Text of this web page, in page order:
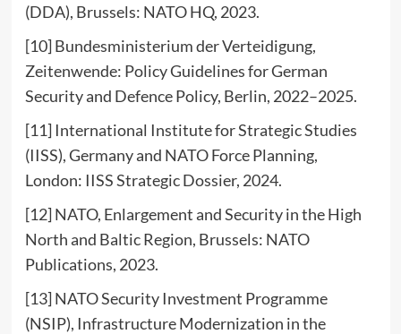
(DDA), Brussels: NATO HQ, 2023.
[10] Bundesministerium der Verteidigung,
Zeitenwende: Policy Guidelines for German
Security and Defence Policy, Berlin, 2022–2025.
[11] International Institute for Strategic Studies
(IISS), Germany and NATO Force Planning,
London: IISS Strategic Dossier, 2024.
[12] NATO, Enlargement and Security in the High
North and Baltic Region, Brussels: NATO
Publications, 2023.
[13] NATO Security Investment Programme
(NSIP), Infrastructure Modernization in the